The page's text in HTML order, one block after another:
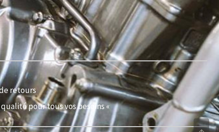
retours
pour tous vos besoins «